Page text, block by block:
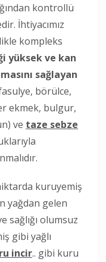
kontrollü
İhtiyacımız
kompleks
yüksek ve kan
sağlayan
börülce,
ekmek, bulgur,
ve taze sebze
kuruyemiş
yağdan gelen
sağlığı olumsuz
gibi yağlı
incir.. gibi kuru